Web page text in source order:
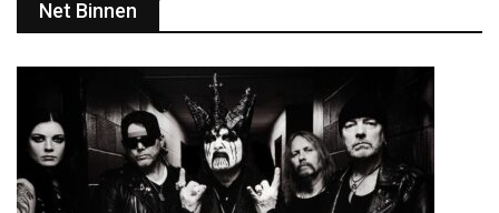
Net Binnen